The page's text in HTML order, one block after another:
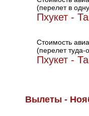
(перелет в
Пхукет -
Стоимость
(перелет
Пхукет -
Вылеты -